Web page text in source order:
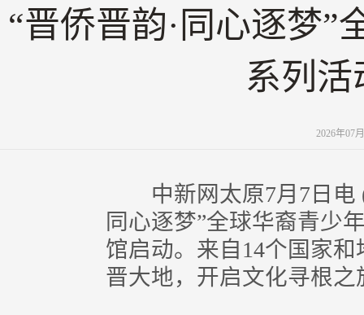
“晋侨晋韵·同心逐梦
系列
2026年07
中新网太原7月7日电 (
同心逐梦”全球华裔青少
馆启动。来自14个国家
晋大地，开启文化寻根之